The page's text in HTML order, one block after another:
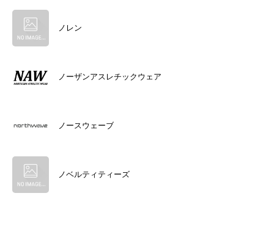
ノレン
ノーザンアスレチックウェア
ノースウェーブ
ノベルティティーズ